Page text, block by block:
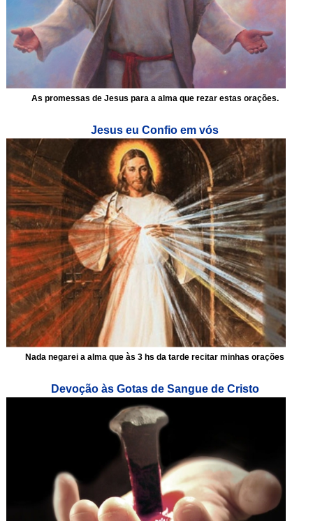
As promessas de Jesus para a alma que rezar estas orações.
Jesus eu Confio em vós
Nada negarei a alma que às 3 hs da tarde recitar minhas orações
Devoção às Gotas de Sangue de Cristo